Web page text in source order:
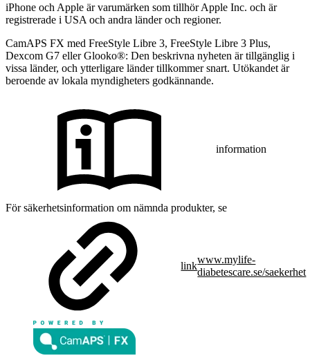
iPhone och Apple är varumärken som tillhör Apple Inc. och är
registrerade i USA och andra länder och regioner.
CamAPS FX med FreeStyle Libre 3, FreeStyle Libre 3 Plus,
Dexcom G7 eller Glooko®: Den beskrivna nyheten är tillgänglig i
vissa länder, och ytterligare länder tillkommer snart. Utökandet är
beroende av lokala myndigheters godkännande.
information
För säkerhetsinformation om nämnda produkter, se
link
www.mylife-
diabetescare.se/saekerhet